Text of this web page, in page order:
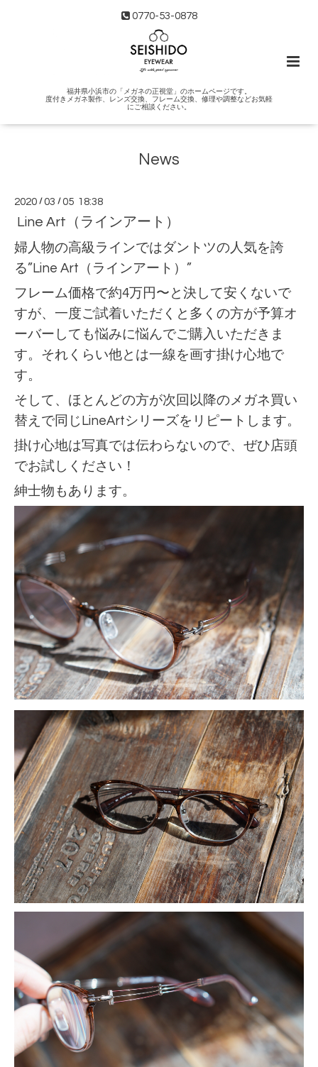
0770-53-0878
福井県小浜市の「メガネの正視堂」のホームページです。
度付きメガネ製作、レンズ交換、フレーム交換、修理や調整などお気軽
にご相談ください。
News
2020 /03 /05 18:38
Line Art（ラインアート）
婦人物の高級ラインではダントツの人気を誇
る”Line Art（ラインアート）”
フレーム価格で約4万円〜と決して安くないで
すが、一度ご試着いただくと多くの方が予算オ
ーバーしても悩みに悩んでご購入いただきま
す。それくらい他とは一線を画す掛け心地で
す。
そして、ほとんどの方が次回以降のメガネ買い
替えで同じLineArtシリーズをリピートします。
掛け心地は写真では伝わらないので、ぜひ店頭
でお試しください！
紳士物もあります。